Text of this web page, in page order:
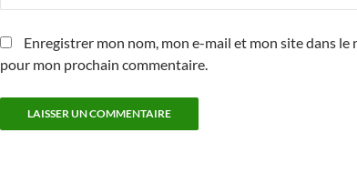
Enregistrer mon nom, mon e-mail et mon site dans le
pour mon prochain commentaire.